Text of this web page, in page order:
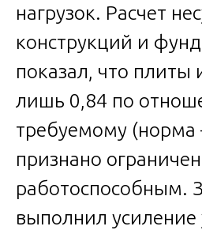
нагрузок. Расчет
конструкций и
показал, что плиты
лишь 0,84 по
требуемому
признано
работоспособным.
выполнил усиление